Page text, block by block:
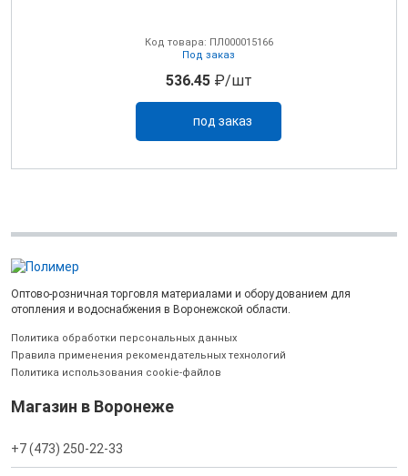
Код товара: ПЛ000015166
Под заказ
536.45₽/шт
под заказ
Оптово-розничная торговля материалами и оборудованием для
отопления и водоснабжения в Воронежской области.
Политика обработки персональных данных
Правила применения рекомендательных технологий
Политика использования cookie-файлов
Магазин в Воронеже
+7 (473) 250-22-33